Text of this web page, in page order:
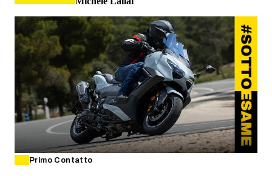
Primo Contatto